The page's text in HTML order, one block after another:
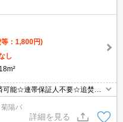
：1,800円)
し
可能☆連帯保証人不要☆追焚給
ン付き。エアコン付き。
陽バ
詳細を見る